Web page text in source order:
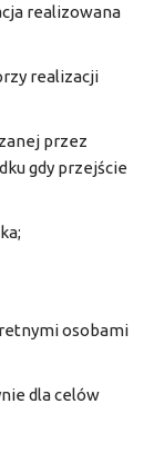
realizowana
realizacji
przez
gdy przejście
osobami
dla celów